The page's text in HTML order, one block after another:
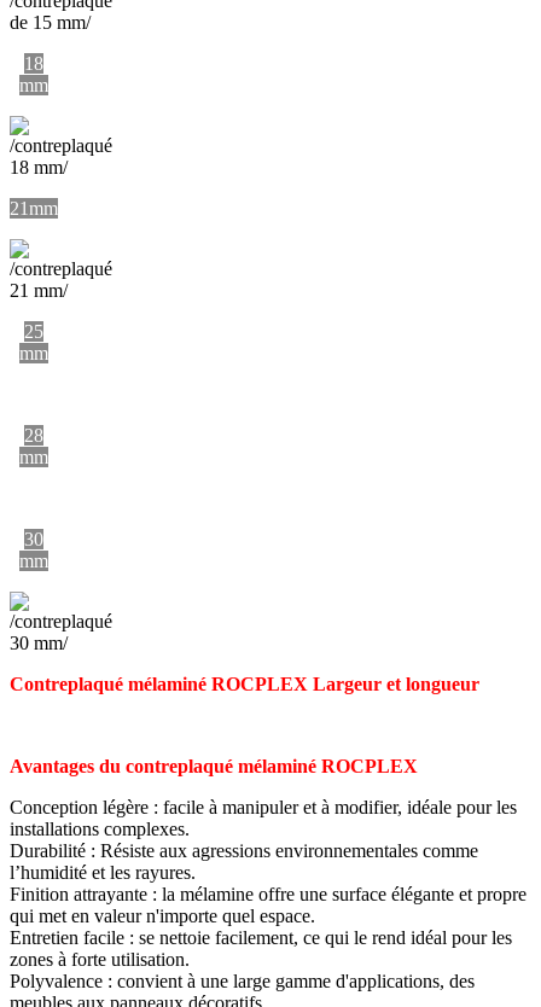
18
mm
21mm
25
mm
28
mm
30
mm
Contreplaqué mélaminé ROCPLEX Largeur et longueur
Avantages du contreplaqué mélaminé ROCPLEX
Conception légère : facile à manipuler et à modifier, idéale pour les
installations complexes.
Durabilité : Résiste aux agressions environnementales comme
l’humidité et les rayures.
Finition attrayante : la mélamine offre une surface élégante et propre
qui met en valeur n'importe quel espace.
Entretien facile : se nettoie facilement, ce qui le rend idéal pour les
zones à forte utilisation.
Polyvalence : convient à une large gamme d'applications, des